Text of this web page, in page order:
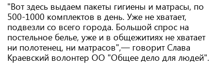
"Вот здесь выдаем пакеты гигиены и матрасы, по
500-1000 комплектов в день. Уже не хватает,
подвезли со всего города. Большой спрос на
постельное белье, уже и в общежитиях не хватает
ни полотенец, ни матрасов",— говорит Слава
Краевский волонтер ОО "Общее дело для людей".